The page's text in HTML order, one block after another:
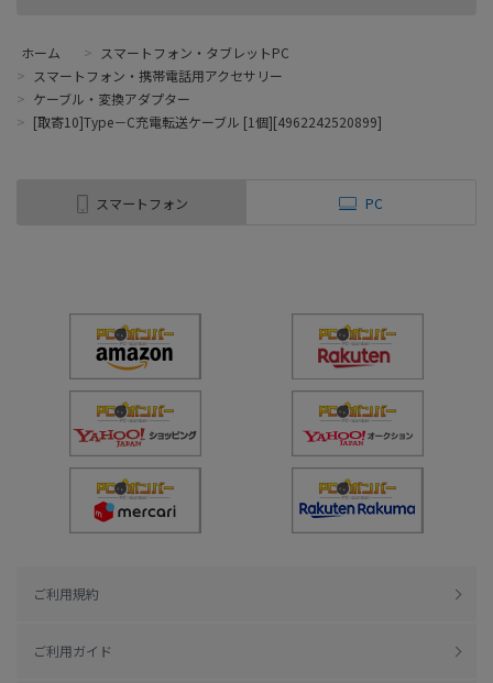
ホーム > スマートフォン・タブレットPC
> スマートフォン・携帯電話用アクセサリー
> ケーブル・変換アダプター
> [取寄10]Type－C充電転送ケーブル [1個][4962242520899]
スマートフォン PC
ご利用規約
ご利用ガイド